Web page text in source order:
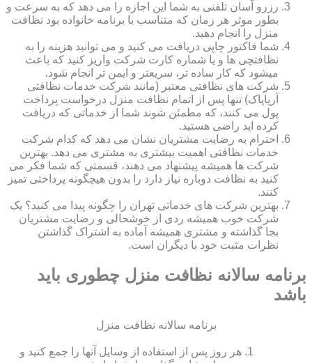
رزرو آسان تلفنی به شما این اجازه را می دهد که به سرعت و
بطور موثر هر زمان که متناسب با برنامه خانواده بود نظافت
منزل را انجام دهید.
شما فاکتور چاپی دریافت می کنید و می توانید هزینه را به
نظافتچی ها و یا شماره کارت شرکت واریز کنید که باعث
میشود که کار ساده تر، سریعتر و ایمن تر انجام شود.
شرکت های نظافتی معتبر (مانند شرکت خدمات نظافتی
آریاپاک) تنها پس از اتمام نظافت منزل درخواست پرداخت
پول می کنند، که مطمئن شوند شما از خدماتی که دریافت
کرده اید راضی هستید.
احترام به رضایت مشتریان نشان می دهد که کدام شرکت
خدمات نظافتی اهمیت بیشتری به مشتری می دهد. بهترین
شرکت ها همیشه پیشنهاد می دهند، قسمتی که شما فکر می
کنید به نظافت دوباره نیاز دارد را بدون هیچگونه پرداختی تمیز
کنند.
بهترین شرکت های خدماتی تهران را چگونه پیدا می کنید؟ یک
شرکت خوب همیشه ردی از خوشحالی و رضایت مشتریان
بجا گذاشته و مشتری همیشه آماده به اشتراک گذاشتن
نظرات مثبت خود با دیگران است.
برنامه سالانه نظافت منزل چطوری باید
باشد
برنامه سالانه نظافت منزل
هر روز پس از استفاده از وسایل آنها را جمع کنید و